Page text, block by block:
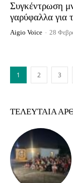
Συγκέντρωση
γαρύφαλλα
Aigio Voice - 28
1 2 3
ΤΕΛΕΥΤΑΊΑ